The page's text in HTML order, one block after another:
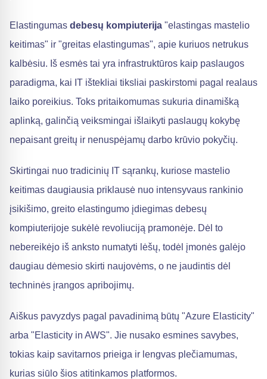
Elastingumas debesų kompiuterija "elastingas mastelio
keitimas" ir "greitas elastingumas", apie kuriuos netrukus
kalbėsiu. Iš esmės tai yra infrastruktūros kaip paslaugos
paradigma, kai IT ištekliai tiksliai paskirstomi pagal realaus
laiko poreikius. Toks pritaikomumas sukuria dinamišką
aplinką, galinčią veiksmingai išlaikyti paslaugų kokybę
nepaisant greitų ir nenuspėjamų darbo krūvio pokyčių.
Skirtingai nuo tradicinių IT sąrankų, kuriose mastelio
keitimas daugiausia priklausė nuo intensyvaus rankinio
įsikišimo, greito elastingumo įdiegimas debesų
kompiuterijoje sukėlė revoliuciją pramonėje. Dėl to
nebereikėjo iš anksto numatyti lėšų, todėl įmonės galėjo
daugiau dėmesio skirti naujovėms, o ne jaudintis dėl
techninės įrangos apribojimų.
Aiškus pavyzdys pagal pavadinimą būtų "Azure Elasticity"
arba "Elasticity in AWS". Jie nusako esmines savybes,
tokias kaip savitarnos prieiga ir lengvas plečiamumas,
kurias siūlo šios atitinkamos platformos.